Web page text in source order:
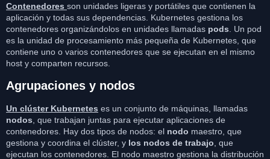
Contenedores son unidades ligeras y portátiles que contienen la
aplicación y todas sus dependencias. Kubernetes gestiona los
contenedores organizándolos en unidades llamadas pods . Un pod
es la unidad de procesamiento más pequeña de Kubernetes, que
contiene uno o varios contenedores que se ejecutan en el mismo
host y comparten recursos.
Agrupaciones y nodos
Un clúster Kubernetes es un conjunto de máquinas, llamadas
nodos , que trabajan juntas para ejecutar aplicaciones de
contenedores. Hay dos tipos de nodos: el nodo maestro, que
gestiona y coordina el clúster, y los nodos de trabajo , que
ejecutan los contenedores. El nodo maestro gestiona la distribución